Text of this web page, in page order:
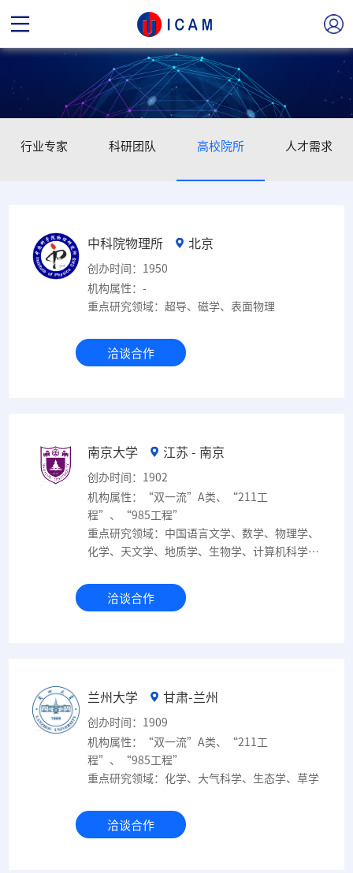
行业专家 科研团队 高校院所 人才需求
中科院物理所 北京
创办时间：1950
机构属性：-
重点研究领域：超导、磁学、表面物理
洽谈合作
南京大学 江苏 - 南京
创办时间：1902
机构属性：“双一流”A类、“211工
程”、“985工程”
重点研究领域：中国语言文学、数学、物理学、
化学、天文学、地质学、生物学、计算机科学与
洽谈合作
兰州大学 甘肃-兰州
创办时间：1909
机构属性：“双一流”A类、“211工
程”、“985工程”
重点研究领域：化学、大气科学、生态学、草学
洽谈合作